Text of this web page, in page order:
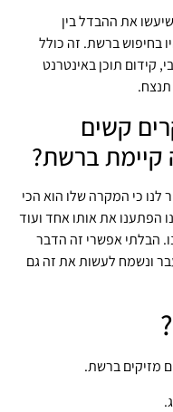
את ההבדל בין
בחיפוש ברשת. זה כולל
קידום תוכן באינטרנט
קשים
קיימת ברשת?
לנו כי המקרה שלו הוא הכי
הפתענו את אותו אחד ועוד
הבלתי אפשרי זה הדבר
ונשמח לעשות את זה גם
מזיקים ברשת.